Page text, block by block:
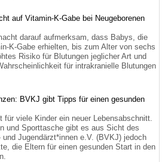
auf Vitamin-K-Gabe bei Neugeborenen
darauf aufmerksam, dass Babys, die
K-Gabe erhielten, bis zum Alter von sechs
Risiko für Blutungen jeglicher Art und
für intrakranielle Blutungen
BVKJ gibt Tipps für einen gesunden
für viele Kinder ein neuer Lebensabschnitt.
und Sporttasche gibt es aus Sicht des
und Jugendärzt*innen e.V. (BVKJ) jedoch
die Eltern für einen gesunden Start in den